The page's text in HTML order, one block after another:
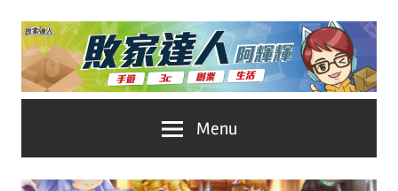
Skip
content
家
No.1
遊
Menu